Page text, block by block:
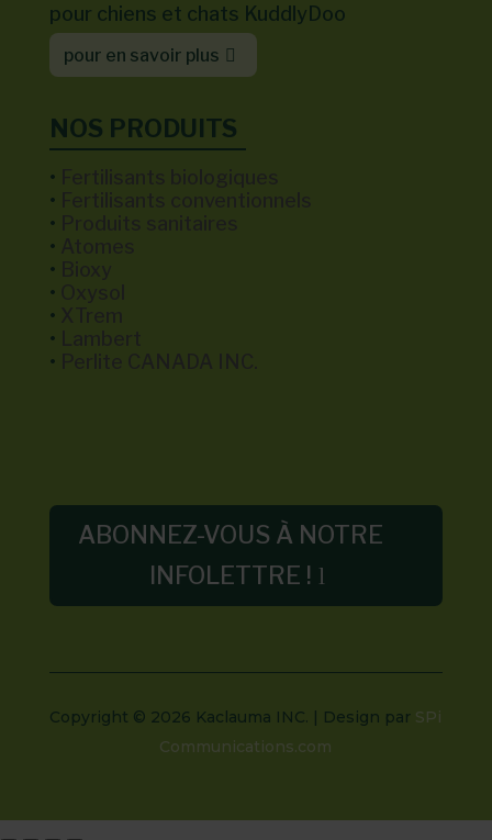
pour chiens et chats KuddlyDoo
pour en savoir plus
NOS PRODUITS
•
•
•
•
•
•
•
•
•
ABONNEZ-VOUS À NOTRE
INFOLETTRE !
Copyright © 2026 Kaclauma INC. | Design par SPi
Communications.com